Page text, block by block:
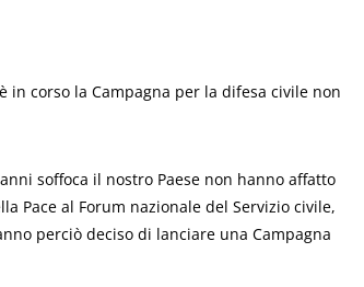
in corso la Campagna per la difesa civile non
soffoca il nostro Paese non hanno affatto
Pace al Forum nazionale del Servizio civile,
perciò deciso di lanciare una Campagna